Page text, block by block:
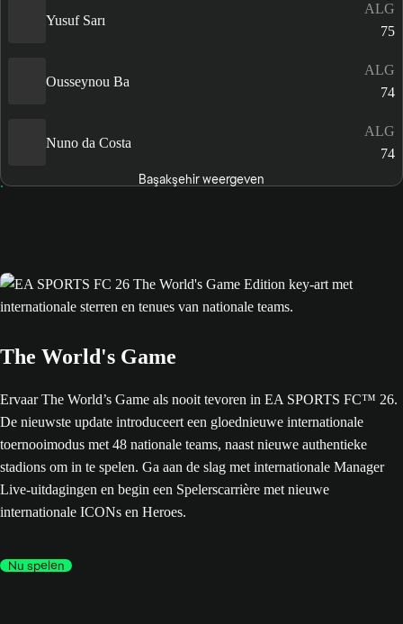
Yusuf Sarı
ALG
75
Ousseynou Ba
ALG
74
Nuno da Costa
ALG
74
Başakşehir weergeven
The World's Game
Ervaar The World’s Game als nooit tevoren in EA SPORTS FC™ 26.
De nieuwste update introduceert een gloednieuwe internationale
toernooimodus met 48 nationale teams, naast nieuwe authentieke
stadions om in te spelen. Ga aan de slag met internationale Manager
Live-uitdagingen en begin een Spelerscarrière met nieuwe
internationale ICONs en Heroes.
Nu spelen